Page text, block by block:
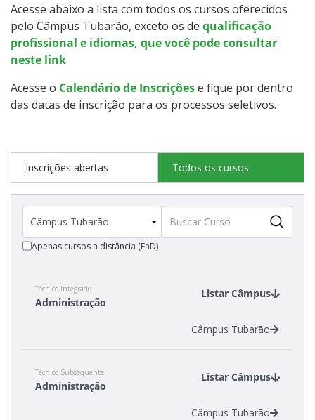
Educação a Distância
Resultados
Resultados Vagas Remanescentes
Como posso estudar no IFSC?
Calendário de inscrições
Cotas
Acesse abaixo a lista com todos os cursos oferecidos
pelo Câmpus Tubarão, exceto os de qualificação
profissional e idiomas, que você pode consultar
neste link.
Acesse o Calendário de Inscriçõese fique por dentro
das datas de inscrição para os processos seletivos.
Inscrições abertas Todos os cursos
Apenas cursos a distância (EaD)
Técnico Integrado
Administração
Listar Câmpus
Câmpus Tubarão
Técnico Subsequente
Administração
Listar Câmpus
Câmpus Tubarão